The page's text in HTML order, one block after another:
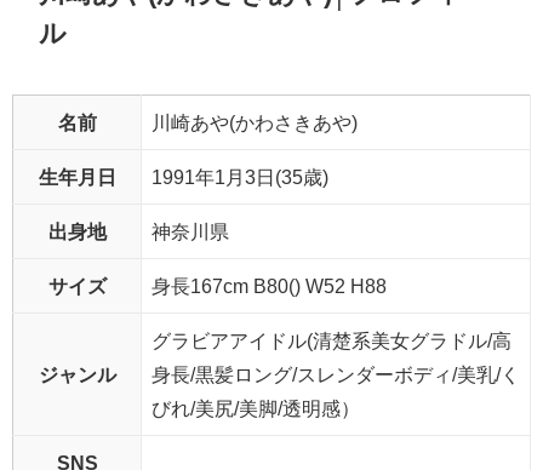
出身地 神奈川県
サイズ 身長167cm B80() W52 H88
ジャンル
グラビアアイドル(清楚系美女グラドル/高
身長/黒髪ロング/スレンダーボディ/美乳/く
SNS
その他
血液型：O型/星座：山羊座/趣味：映画鑑